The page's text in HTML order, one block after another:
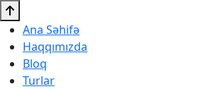
Ana Səhifə
Haqqımızda
Bloq
Turlar